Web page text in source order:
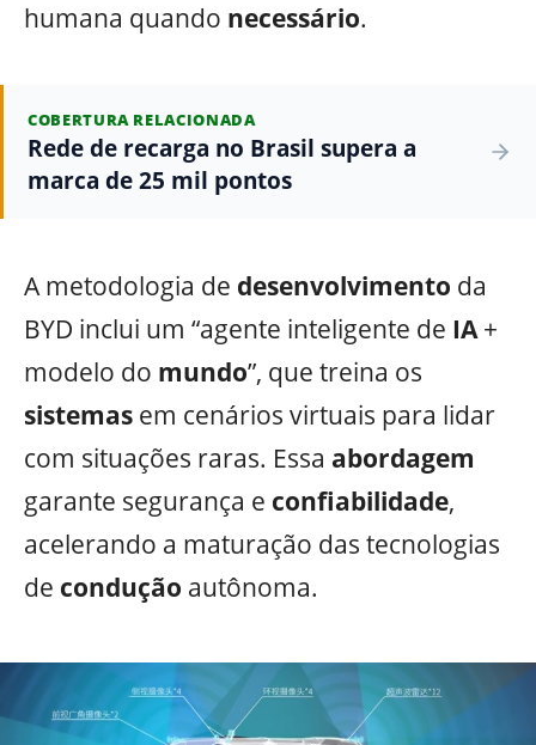
humana quando necessário.
COBERTURA RELACIONADA
Rede de recarga no Brasil supera a
marca de 25 mil pontos
A metodologia de desenvolvimento da
BYD inclui um “agente inteligente de IA+
modelo do mundo”, que treina os
sistemas em cenários virtuais para lidar
com situações raras. Essa abordagem
garante segurança e confiabilidade,
acelerando a maturação das tecnologias
de condução autônoma.